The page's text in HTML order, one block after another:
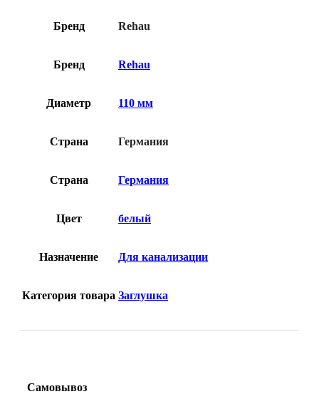
Бренд Rehau
Бренд Rehau
Диаметр 110 мм
Страна Германия
Страна Германия
Цвет белый
Назначение Для канализации
Категория товара Заглушка
Самовывоз